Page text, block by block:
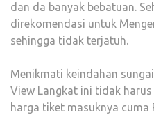
dan da banyak bebatuan.
direkomendasi untuk
sehingga tidak terjatuh.
Menikmati keindahan
View Langkat ini tidak
harga tiket masuknya cuma